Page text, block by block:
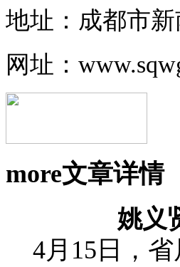
地址：成都市
网址：
more文章详情
姚义
4月15日，